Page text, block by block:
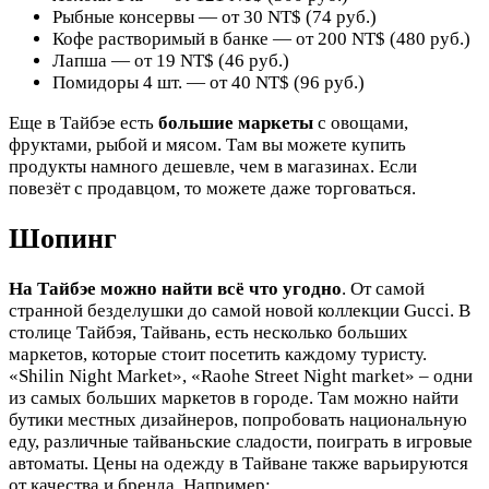
Рыбные консервы — от 30 NT$ (74 руб.)
Кофе растворимый в банке — от 200 NT$ (480 руб.)
Лапша — от 19 NT$ (46 руб.)
Помидоры 4 шт. — от 40 NT$ (96 руб.)
Еще в Тайбэе есть большие маркеты с овощами,
фруктами, рыбой и мясом. Там вы можете купить
продукты намного дешевле, чем в магазинах. Если
повезёт с продавцом, то можете даже торговаться.
Шопинг
На Тайбэе можно найти всё что угодно. От самой
странной безделушки до самой новой коллекции Gucci. В
столице Тайбэя, Тайвань, есть несколько больших
маркетов, которые стоит посетить каждому туристу.
«Shilin Night Market», «Raohe Street Night market» – одни
из самых больших маркетов в городе. Там можно найти
бутики местных дизайнеров, попробовать национальную
еду, различные тайваньские сладости, поиграть в игровые
автоматы. Цены на одежду в Тайване также варьируются